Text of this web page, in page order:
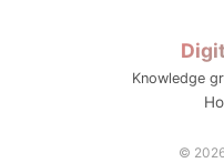
Knowledge
©